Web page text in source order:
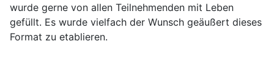
wurde gerne von allen Teilnehmenden mit Leben
gefüllt. Es wurde vielfach der Wunsch geäußert dieses
Format zu etablieren.